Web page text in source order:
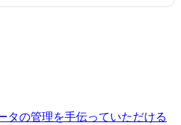
タの管理を手伝っていただける